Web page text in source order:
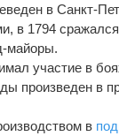
в Санкт-
в 1794
майоры.
участие в
произведен в
в